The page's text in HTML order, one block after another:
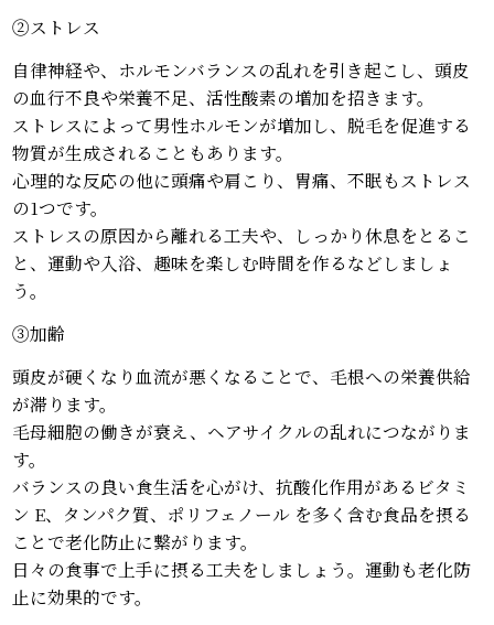
②ストレス
自律神経や、ホルモンバランスの乱れを引き起こし、頭皮
の血行不良や栄養不足、活性酸素の増加を招きます。
ストレスによって男性ホルモンが増加し、脱毛を促進する
物質が生成されることもあります。
心理的な反応の他に頭痛や肩こり、胃痛、不眠もストレス
の1つです。
ストレスの原因から離れる工夫や、しっかり休息をとるこ
と、運動や入浴、趣味を楽しむ時間を作るなどしましょ
う。
③加齢
頭皮が硬くなり血流が悪くなることで、毛根への栄養供給
が滞ります。
毛母細胞の働きが衰え、ヘアサイクルの乱れにつながりま
す。
バランスの良い食生活を心がけ、抗酸化作用があるビタミ
ン E、タンパク質、ポリフェノール を多く含む食品を摂る
ことで老化防止に繋がります。
日々の食事で上手に摂る工夫をしましょう。運動も老化防
止に効果的です。